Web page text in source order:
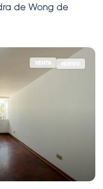
de Wong de
VENTA NUEVO